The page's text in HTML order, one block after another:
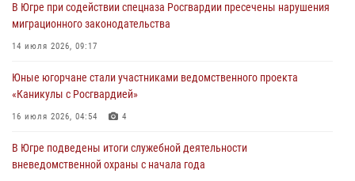
06 августа 2026, 09:07 2 1
Урайский отдел вневедомственной охраны Росгвардии отмечает
05 августа 2026, 12:01 3
В Югре при содействии спецназа Росгвардии пресечены нарушения
миграционного законодательства
14 июля 2026, 09:17
Юные югорчане стали участниками ведомственного проекта
«Каникулы с Росгвардией»
16 июля 2026, 04:54 4
В Югре подведены итоги служебной деятельности
вневедомственной охраны с начала года